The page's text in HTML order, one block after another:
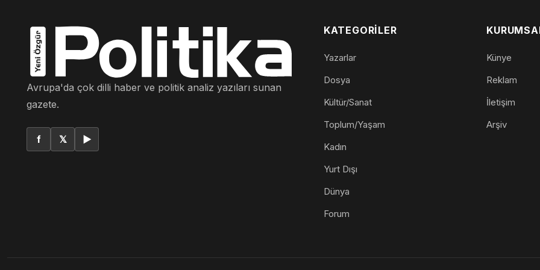
Avrupa'da çok dilli haber ve politik analiz yazıları sunan
gazete.
f 𝕏 ▶
KATEGORILER
Yazarlar
Dosya
Kültür/Sanat
Toplum/Yaşam
Kadın
Yurt Dışı
Dünya
Forum
Künye
Reklam
İletişim
Arşiv